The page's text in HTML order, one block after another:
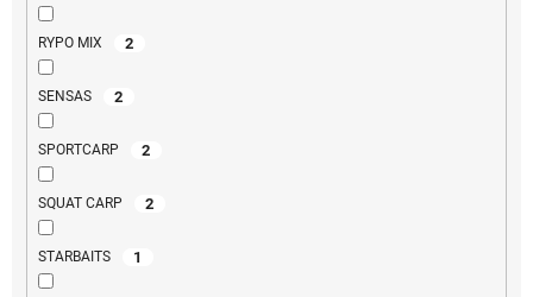
RYPO MIX 2
SENSAS 2
SPORTCARP 2
SQUAT CARP 2
STARBAITS 1